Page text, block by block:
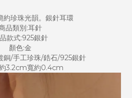
約珍珠光韻。銀針耳環
品類別:耳針
款式:925銀針
顏色:金
銅/手工珍珠/鋯石/925銀針
3.2cm寬約0.4cm